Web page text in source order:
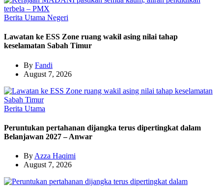
Berita Utama Negeri
Lawatan ke ESS Zone ruang wakil asing nilai tahap
keselamatan Sabah Timur
By Fandi
August 7, 2026
Berita Utama
Peruntukan pertahanan dijangka terus dipertingkat dalam
Belanjawan 2027 – Anwar
By Azza Haqimi
August 7, 2026